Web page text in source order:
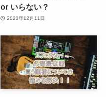
or いらない？
2023年12月11日